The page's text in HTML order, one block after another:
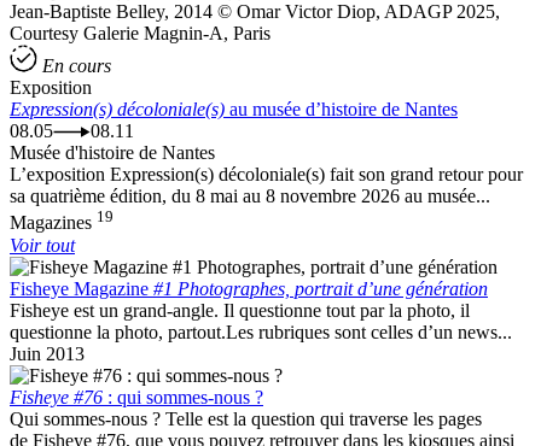
Jean-Baptiste Belley, 2014 © Omar Victor Diop, ADAGP 2025,
Courtesy Galerie Magnin-A, Paris
En cours
Exposition
Expression(s) décoloniale(s) au musée d’histoire de Nantes
08.05
08.11
Musée d'histoire de Nantes
L’exposition Expression(s) décoloniale(s) fait son grand retour pour
sa quatrième édition, du 8 mai au 8 novembre 2026 au musée...
Magazines 19
Voir tout
Fisheye Magazine #1 Photographes, portrait d’une génération
Fisheye est un grand-angle. Il questionne tout par la photo, il
questionne la photo, partout.Les rubriques sont celles d’un news...
Juin 2013
Fisheye #76 : qui sommes-nous ?
Qui sommes-nous ? Telle est la question qui traverse les pages
de Fisheye #76, que vous pouvez retrouver dans les kiosques ainsi